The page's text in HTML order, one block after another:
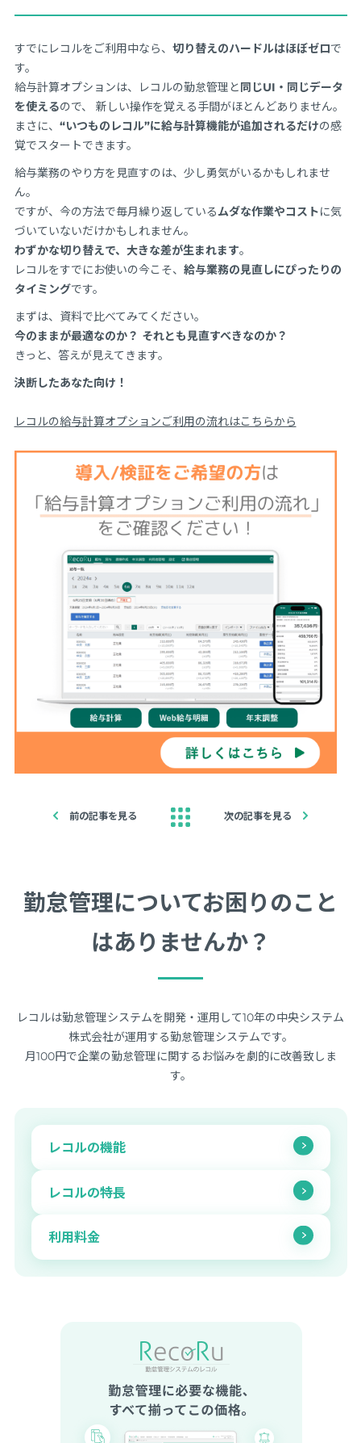
すでにレコルをご利用中なら、 切り替えのハードルはほぼゼロで
す。
給与計算オプションは、レコルの勤怠管理と 同じUI・同じデータ
を使えるので、 新しい操作を覚える手間がほとんどありません。
まさに、 “いつものレコル”に給与計算機能が追加されるだけの感
覚でスタートできます。
給与業務のやり方を見直すのは、少し勇気がいるかもしれませ
ん。
ですが、今の方法で毎月繰り返しているムダな作業やコストに気
づいていないだけかもしれません。
わずかな切り替えで、大きな差が生まれます。
レコルをすでにお使いの今こそ、 給与業務の見直しにぴったりの
タイミングです。
まずは、資料で比べてみてください。
今のままが最適なのか？ それとも見直すべきなのか？
きっと、答えが見えてきます。
決断したあなた向け！
レコルの給与計算オプションご利用の流れはこちらから
前の記事を見る 次の記事を見る
勤怠管理についてお困りのこと
はありませんか？
レコルは勤怠管理システムを開発・運用して10年の中央システム
株式会社が運用する勤怠管理システムです。
月100円で企業の勤怠管理に関するお悩みを劇的に改善致しま
す。
レコルの機能
レコルの特長
利用料金